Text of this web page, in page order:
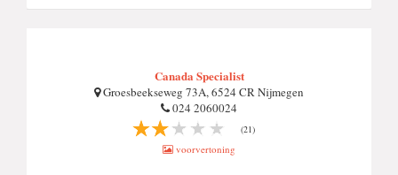
Canada Specialist
Groesbeekseweg 73A, 6524 CR Nijmegen
024 2060024
(21)
voorvertoning